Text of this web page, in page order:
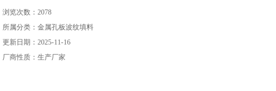
浏览次数：2078
所属分类：金属孔板波纹填料
更新日期：2025-11-16
厂商性质：生产厂家